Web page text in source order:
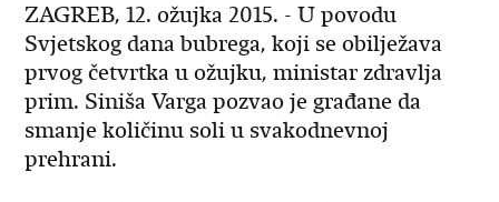
ZAGREB, 12. ožujka 2015. - U povodu
Svjetskog dana bubrega, koji se obilježava
prvog četvrtka u ožujku, ministar zdravlja
prim. Siniša Varga pozvao je građane da
smanje količinu soli u svakodnevnoj
prehrani.